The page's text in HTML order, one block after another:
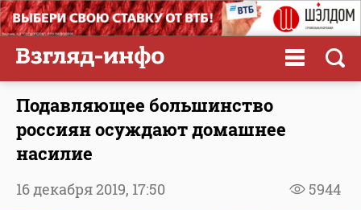
Подавляющее большинство
россиян осуждают домашнее
насилие
5944
16 декабря 2019, 17:50